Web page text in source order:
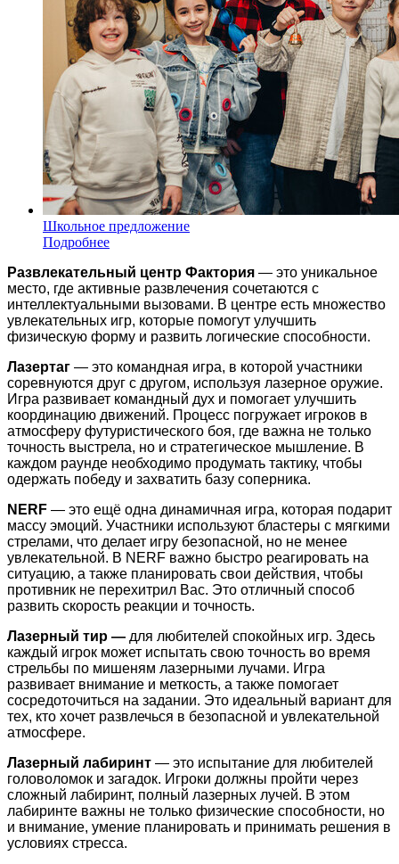
Школьное предложение
Подробнее
Развлекательный центр Фактория — это уникальное
место, где активные развлечения сочетаются с
интеллектуальными вызовами. В центре есть множество
увлекательных игр, которые помогут улучшить
физическую форму и развить логические способности.
Лазертаг — это командная игра, в которой участники
соревнуются друг с другом, используя лазерное оружие.
Игра развивает командный дух и помогает улучшить
координацию движений. Процесс погружает игроков в
атмосферу футуристического боя, где важна не только
точность выстрела, но и стратегическое мышление. В
каждом раунде необходимо продумать тактику, чтобы
одержать победу и захватить базу соперника.
NERF — это ещё одна динамичная игра, которая подарит
массу эмоций. Участники используют бластеры с мягкими
стрелами, что делает игру безопасной, но не менее
увлекательной. В NERF важно быстро реагировать на
ситуацию, а также планировать свои действия, чтобы
противник не перехитрил Вас. Это отличный способ
развить скорость реакции и точность.
Лазерный тир — для любителей спокойных игр. Здесь
каждый игрок может испытать свою точность во время
стрельбы по мишеням лазерными лучами. Игра
развивает внимание и меткость, а также помогает
сосредоточиться на задании. Это идеальный вариант для
тех, кто хочет развлечься в безопасной и увлекательной
атмосфере.
Лазерный лабиринт — это испытание для любителей
головоломок и загадок. Игроки должны пройти через
сложный лабиринт, полный лазерных лучей. В этом
лабиринте важны не только физические способности, но
и внимание, умение планировать и принимать решения в
условиях стресса.